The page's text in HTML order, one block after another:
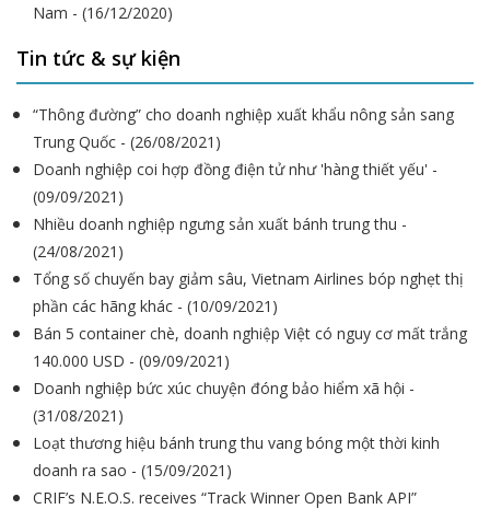
Nam - (16/12/2020)
Tin tức & sự kiện
“Thông đường” cho doanh nghiệp xuất khẩu nông sản sang
Trung Quốc - (26/08/2021)
Doanh nghiệp coi hợp đồng điện tử như 'hàng thiết yếu' -
(09/09/2021)
Nhiều doanh nghiệp ngưng sản xuất bánh trung thu -
(24/08/2021)
Tổng số chuyến bay giảm sâu, Vietnam Airlines bóp nghẹt thị
phần các hãng khác - (10/09/2021)
Bán 5 container chè, doanh nghiệp Việt có nguy cơ mất trắng
140.000 USD - (09/09/2021)
Doanh nghiệp bức xúc chuyện đóng bảo hiểm xã hội -
(31/08/2021)
Loạt thương hiệu bánh trung thu vang bóng một thời kinh
doanh ra sao - (15/09/2021)
CRIF’s N.E.O.S. receives “Track Winner Open Bank API”